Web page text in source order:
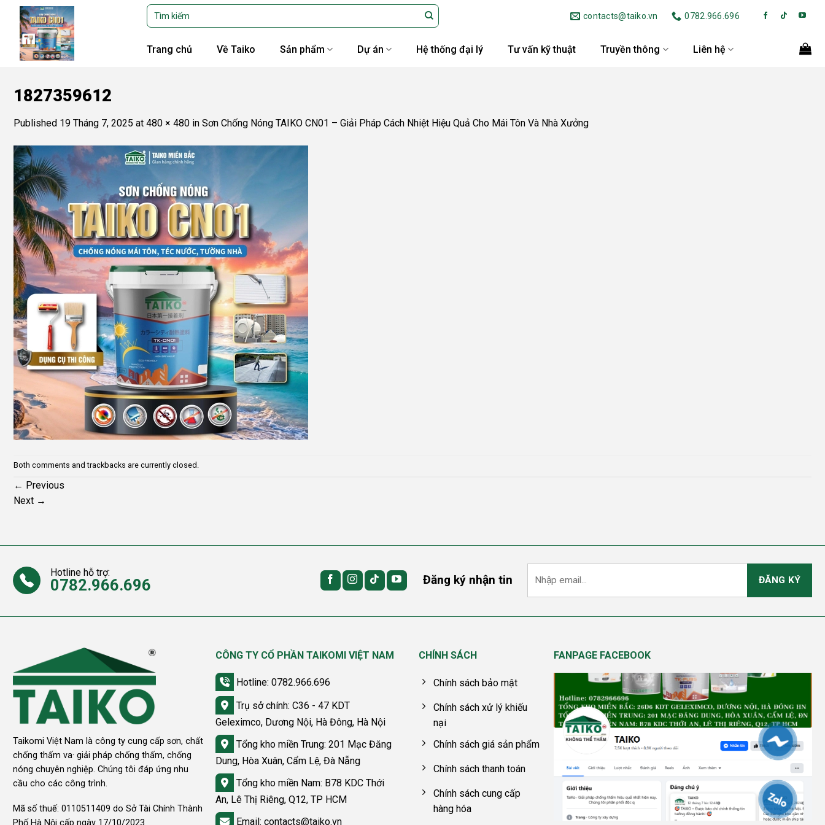
content
Tìm
kiếm:
contacts@taiko.vn 0782.966.696
Trang chủ Về Taiko Sản phẩm Dự án Hệ thống đại lý Tư vấn kỹ thuật Truyền thông Liên hệ
1827359612
Published 19 Tháng 7, 2025 at 480 × 480 in Sơn Chống Nóng TAIKO CN01 – Giải Pháp Cách Nhiệt Hiệu Quả Cho Mái Tôn Và Nhà Xưởng
Both comments and trackbacks are currently closed.
← Previous
Next →
Hotline hỗ trợ:
0782.966.696 Đăng ký nhận tin
Taikomi Việt Nam là công ty cung cấp sơn, chất
chống thấm va· giải pháp chống thấm, chống
nóng chuyên nghiệp. Chúng tôi đáp ứng nhu
cầu cho các công trình.
Mã số thuế: 0110511409 do Sở Tài Chính Thành
CÔNG TY CỔ PHẦN TAIKOMI VIỆT NAM
Hotline: 0782.966.696
Trụ sở chính: C36 - 47 KDT
Geleximco, Dương Nội, Hà Đông, Hà Nội
Tổng kho miền Trung: 201 Mạc Đăng
Dung, Hòa Xuân, Cẩm Lệ, Đà Nẵng
Tổng kho miền Nam: B78 KDC Thới
An, Lê Thị Riêng, Q12, TP HCM
Email: contacts@taiko.vn
CHÍNH SÁCH
Chính sách bảo mật
Chính sách xử lý khiếu
nại
Chính sách giá sản phẩm
Chính sách thanh toán
Chính sách cung cấp
hàng hóa
FANPAGE FACEBOOK